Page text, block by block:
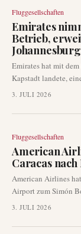
Fluggesellschaften
Emirates
Betrieb,
Emirates hat mit
Kapstadt landete,
erreicht. Dieser
täglichen Fluges
3. JULI 2026
Fluggesellschaften
American
Caracas
American Airlines
Airport zum Simón
gestartet. Diese
waren, wesentliche
3. JULI 2026